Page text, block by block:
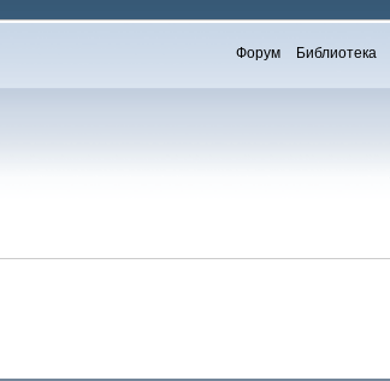
Форум Библиотека